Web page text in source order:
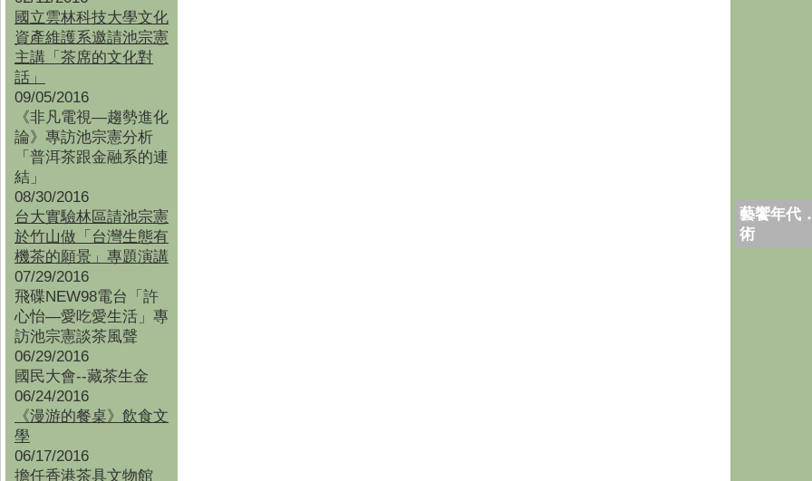
國立雲林科技大學文化
資產維護系邀請池宗憲
主講「茶席的文化對
話」
09/05/2016
《非凡電視—趨勢進化
論》專訪池宗憲分析
「普洱茶跟金融系的連
結」
08/30/2016
台大實驗林區請池宗憲
於竹山做「台灣生態有
機茶的願景」專題演講
07/29/2016
飛碟NEW98電台「許
心怡—愛吃愛生活」專
訪池宗憲談茶風聲
06/29/2016
國民大會--藏茶生金
06/24/2016
《漫游的餐桌》飲食文
學
06/17/2016
擔任香港茶具文物館
藝饗年代
術